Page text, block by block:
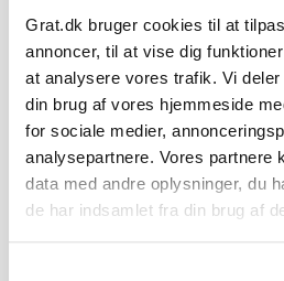
Grat.dk bruger cookies til at
annoncer, til at vise dig
at analysere vores trafik. Vi
din brug af vores hjemmeside
for sociale medier,
analysepartnere. Vores partnere
data med andre oplysninger, du
de har indsamlet fra din brug af
Hos Grat får du:
Konkurrencedygtige